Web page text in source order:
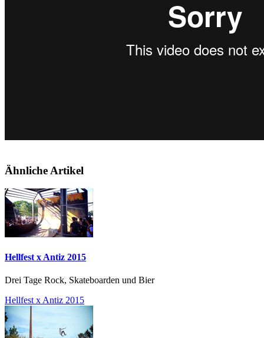
Ähnliche Artikel
Hellfest x Antiz 2015
Drei Tage Rock, Skateboarden und Bier
Hellfest x Antiz 2015